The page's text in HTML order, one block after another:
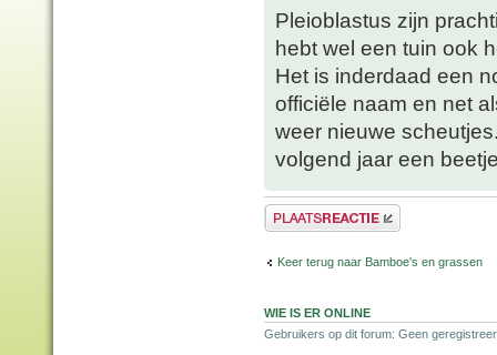
Pleioblastus zijn
hebt wel een tuin ook
Het is inderdaad een
officiële naam en net
weer nieuwe
volgend jaar een
Plaats een reactie
Keer terug naar Bamboe's en grassen
WIE IS ER ONLINE
Gebruikers op dit forum: Geen